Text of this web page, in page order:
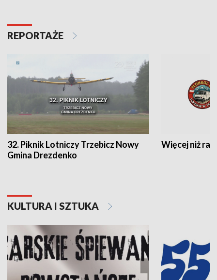
REPORTAŻE
32. Piknik Lotniczy Trzebicz Nowy
Gmina Drezdenko
Więcej niż rajd
KULTURA I SZTUKA